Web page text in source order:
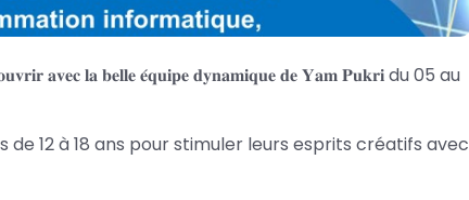
𝐚𝐯𝐞𝐜 𝐥𝐚 𝐛𝐞𝐥𝐥𝐞 𝐞́𝐪𝐮𝐢𝐩𝐞 𝐝𝐲𝐧𝐚𝐦𝐢𝐪𝐮𝐞 𝐝𝐞 𝐘𝐚𝐦 𝐏𝐮𝐤𝐫𝐢 du 05 au
de 12 à 18 ans pour stimuler leurs esprits créatifs avec